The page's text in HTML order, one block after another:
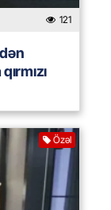
121
Özəl